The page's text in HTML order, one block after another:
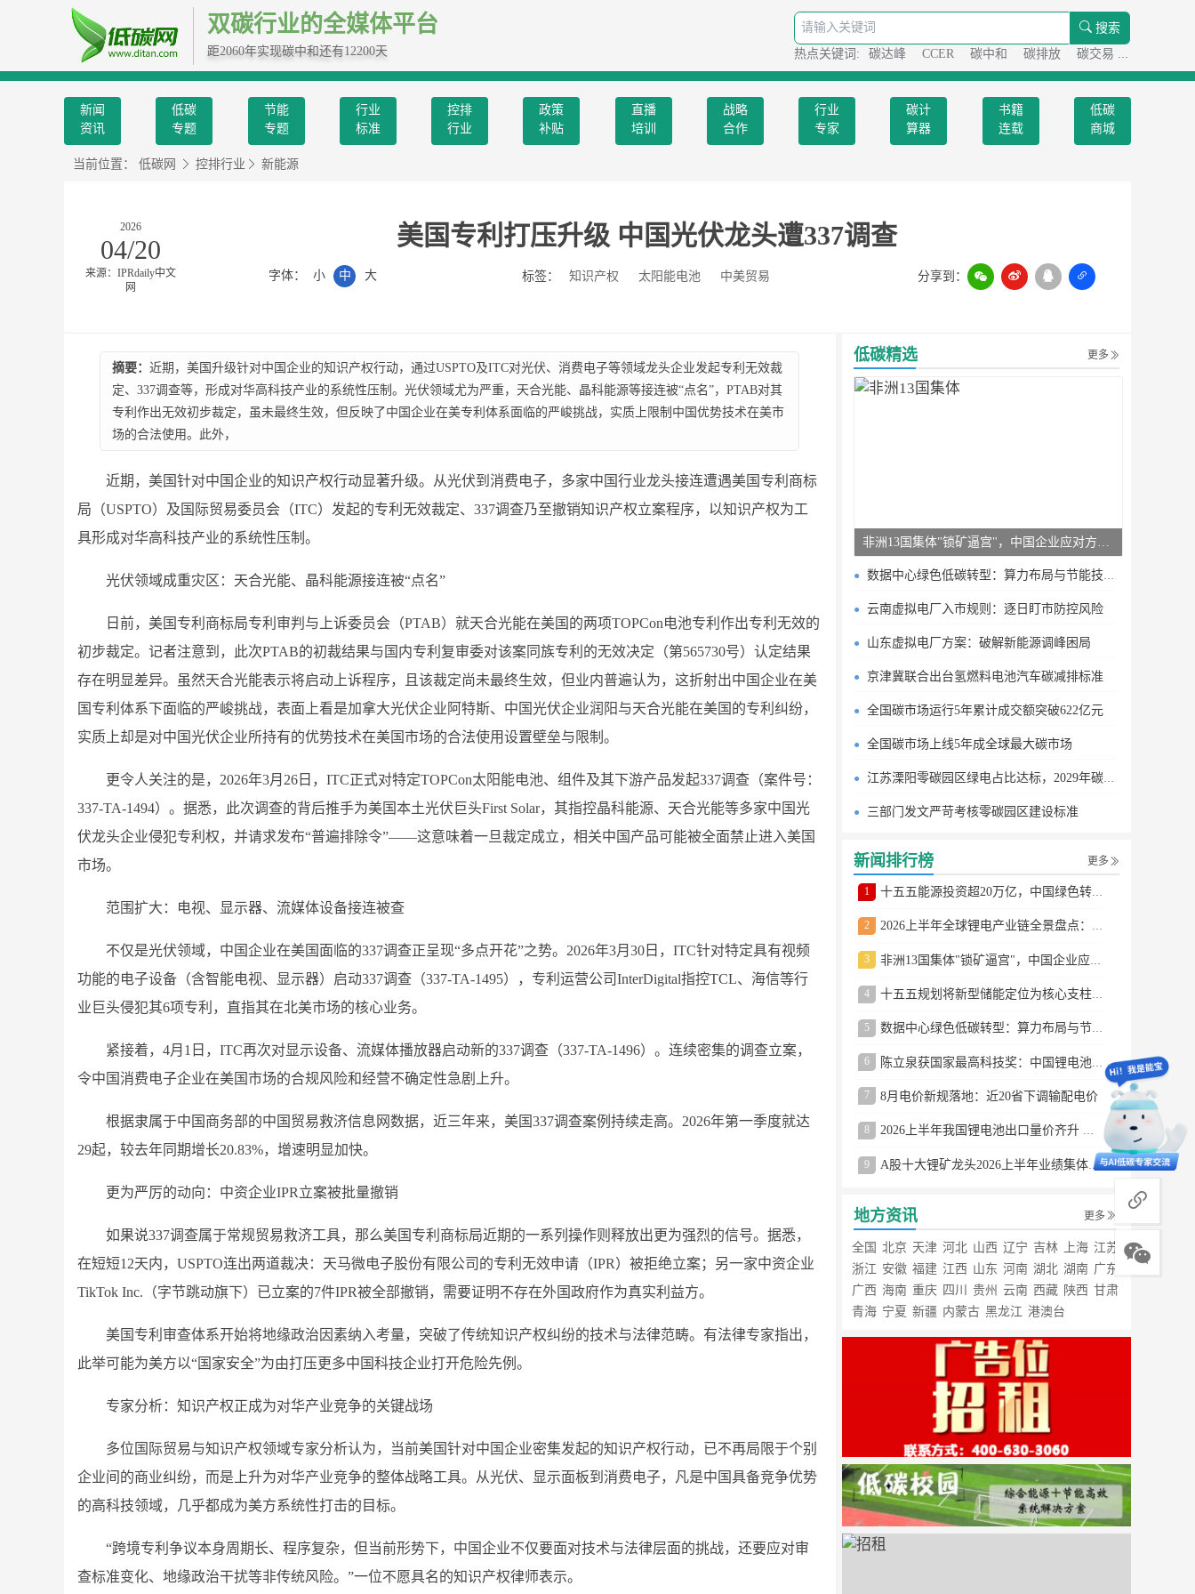
双碳行业的全媒体平台
距2060年实现碳中和还有12200天
搜索
热点关键词:
碳达峰 CCER 碳中和 碳排放 碳交易
新闻
资讯
低碳
专题
节能
专题
行业
标准
控排
行业
政策
补贴
直播
培训
战略
合作
行业
专家
碳计
算器
书籍
连载
低碳
商城
当前位置： 低碳网 控排行业 新能源
2026
04/20
来源：IPRdaily中文
网
美国专利打压升级 中国光伏龙头遭337调查
字体： 小 中 大 标签： 知识产权 太阳能电池 中美贸易 分享到：
摘要： 近期，美国升级针对中国企业的知识产权行动，通过USPTO及ITC对光伏、消费电子等领域龙头企业发起专利无效裁
定、337调查等，形成对华高科技产业的系统性压制。光伏领域尤为严重，天合光能、晶科能源等接连被“点名”，PTAB对其
专利作出无效初步裁定，虽未最终生效，但反映了中国企业在美专利体系面临的严峻挑战，实质上限制中国优势技术在美市
场的合法使用。此外，
近期，美国针对中国企业的知识产权行动显著升级。从光伏到消费电子，多家中国行业龙头接连遭遇美国专利商标
局（USPTO）及国际贸易委员会（ITC）发起的专利无效裁定、337调查乃至撤销知识产权立案程序，以知识产权为工
具形成对华高科技产业的系统性压制。
光伏领域成重灾区：天合光能、晶科能源接连被“点名”
日前，美国专利商标局专利审判与上诉委员会（PTAB）就天合光能在美国的两项TOPCon电池专利作出专利无效的
初步裁定。记者注意到，此次PTAB的初裁结果与国内专利复审委对该案同族专利的无效决定（第565730号）认定结果
存在明显差异。虽然天合光能表示将启动上诉程序，且该裁定尚未最终生效，但业内普遍认为，这折射出中国企业在美
国专利体系下面临的严峻挑战，表面上看是加拿大光伏企业阿特斯、中国光伏企业润阳与天合光能在美国的专利纠纷，
实质上却是对中国光伏企业所持有的优势技术在美国市场的合法使用设置壁垒与限制。
更令人关注的是，2026年3月26日，ITC正式对特定TOPCon太阳能电池、组件及其下游产品发起337调查（案件号：
337-TA-1494）。据悉，此次调查的背后推手为美国本土光伏巨头First Solar，其指控晶科能源、天合光能等多家中国光
伏龙头企业侵犯专利权，并请求发布“普遍排除令”——这意味着一旦裁定成立，相关中国产品可能被全面禁止进入美国
市场。
范围扩大：电视、显示器、流媒体设备接连被查
不仅是光伏领域，中国企业在美国面临的337调查正呈现“多点开花”之势。2026年3月30日，ITC针对特定具有视频
功能的电子设备（含智能电视、显示器）启动337调查（337-TA-1495），专利运营公司InterDigital指控TCL、海信等行
业巨头侵犯其6项专利，直指其在北美市场的核心业务。
紧接着，4月1日，ITC再次对显示设备、流媒体播放器启动新的337调查（337-TA-1496）。连续密集的调查立案，
令中国消费电子企业在美国市场的合规风险和经营不确定性急剧上升。
根据隶属于中国商务部的中国贸易救济信息网数据，近三年来，美国337调查案例持续走高。2026年第一季度就达
29起，较去年同期增长20.83%，增速明显加快。
更为严厉的动向：中资企业IPR立案被批量撤销
如果说337调查属于常规贸易救济工具，那么美国专利商标局近期的一系列操作则释放出更为强烈的信号。据悉，
在短短12天内，USPTO连出两道裁决：天马微电子股份有限公司的专利无效申请（IPR）被拒绝立案；另一家中资企业
TikTok Inc.（字节跳动旗下）已立案的7件IPR被全部撤销，需要证明不存在外国政府作为真实利益方。
美国专利审查体系开始将地缘政治因素纳入考量，突破了传统知识产权纠纷的技术与法律范畴。有法律专家指出，
此举可能为美方以“国家安全”为由打压更多中国科技企业打开危险先例。
专家分析：知识产权正成为对华产业竞争的关键战场
多位国际贸易与知识产权领域专家分析认为，当前美国针对中国企业密集发起的知识产权行动，已不再局限于个别
企业间的商业纠纷，而是上升为对华产业竞争的整体战略工具。从光伏、显示面板到消费电子，凡是中国具备竞争优势
的高科技领域，几乎都成为美方系统性打击的目标。
“跨境专利争议本身周期长、程序复杂，但当前形势下，中国企业不仅要面对技术与法律层面的挑战，还要应对审
查标准变化、地缘政治干扰等非传统风险。”一位不愿具名的知识产权律师表示。
低碳精选 更多
非洲13国集体"锁矿逼宫"，中国企业应对方案曝光
数据中心绿色低碳转型：算力布局与节能技术突破
云南虚拟电厂入市规则：逐日盯市防控风险
山东虚拟电厂方案：破解新能源调峰困局
京津冀联合出台氢燃料电池汽车碳减排标准
全国碳市场运行5年累计成交额突破622亿元
全国碳市场上线5年成全球最大碳市场
江苏溧阳零碳园区绿电占比达标，2029年碳排目标明确
三部门发文严苛考核零碳园区建设标准
新闻排行榜 更多
1 十五五能源投资超20万亿，中国绿色转型提速
2 2026上半年全球锂电产业链全景盘点：储能爆发、整车出口高增、材料供需分化
3
4 十五五规划将新型储能定位为核心支柱产业
5 数据中心绿色低碳转型：算力布局与节能技术突破
6
7 8月电价新规落地：近20省下调输配电价
8 2026上半年我国锂电池出口量价齐升 德国成最大市场
9 A股十大锂矿龙头2026上半年业绩集体大涨
地方资讯 更多
全国 北京 天津 河北 山西 辽宁 吉林 上海 江苏
浙江 安徽 福建 江西 山东 河南 湖北 湖南 广东
广西 海南 重庆 四川 贵州 云南 西藏 陕西 甘肃
青海 宁夏 新疆 内蒙古 黑龙江 港澳台